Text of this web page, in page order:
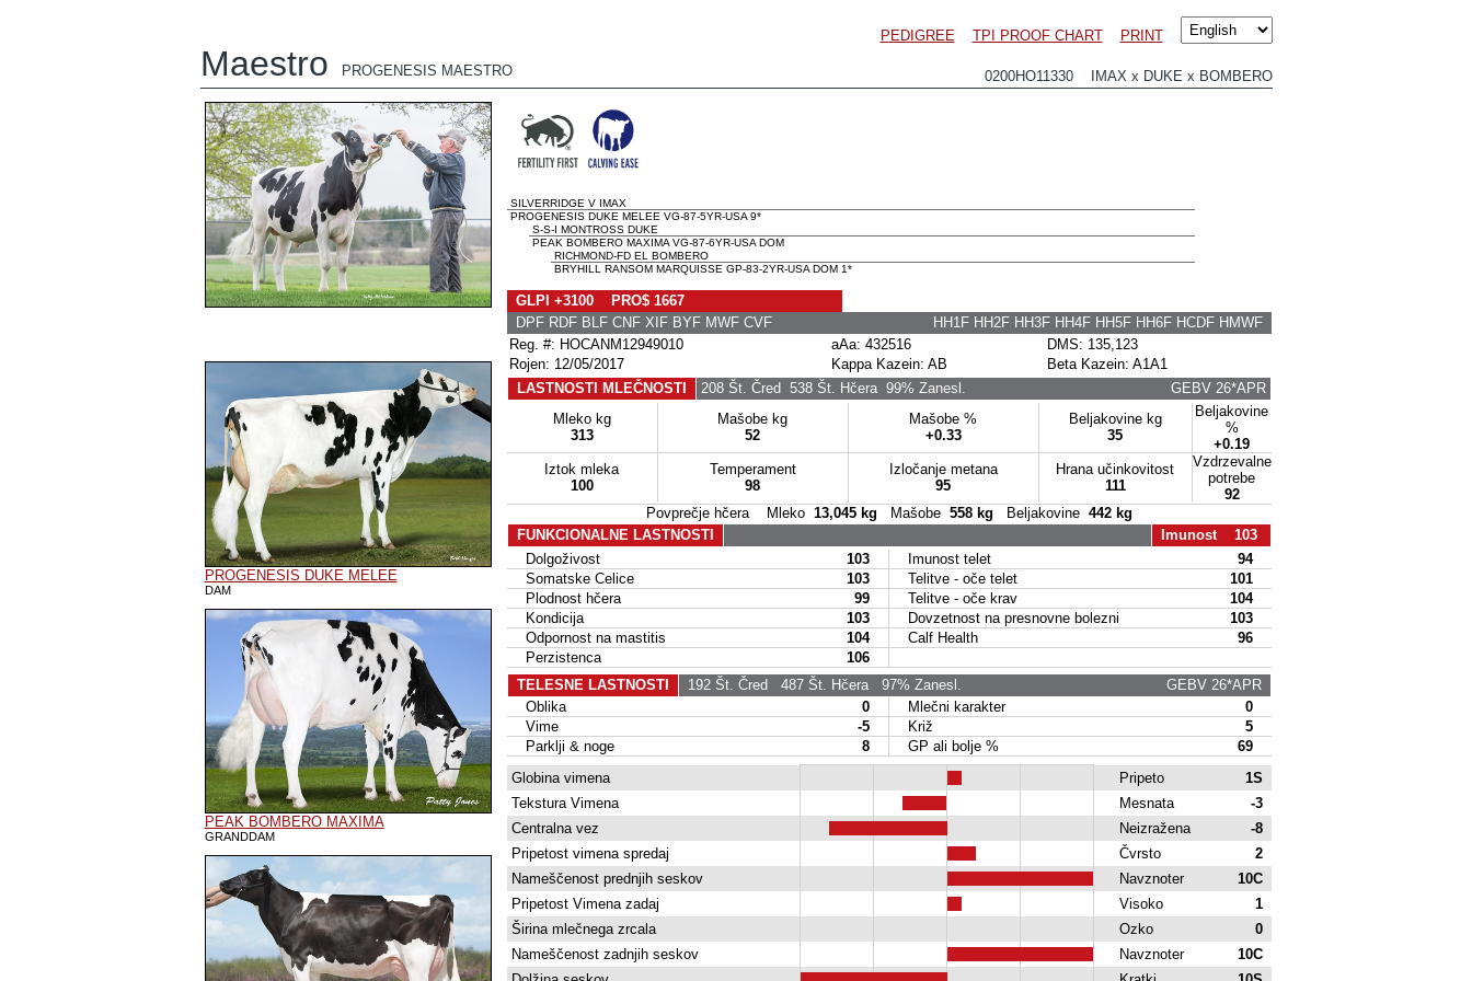
PEDIGREE TPI PROOF CHART PRINT
Maestro PROGENESIS MAESTRO 0200HO11330 IMAX x DUKE x BOMBERO
PROGENESIS DUKE MELEE
DAM
PEAK BOMBERO MAXIMA
GRANDDAM
SILVERRIDGE V IMAX
PROGENESIS DUKE MELEE VG-87-5YR-USA 9*
S-S-I MONTROSS DUKE
PEAK BOMBERO MAXIMA VG-87-6YR-USA DOM
RICHMOND-FD EL BOMBERO
BRYHILL RANSOM MARQUISSE GP-83-2YR-USA DOM 1*
GLPI +3100 PRO$ 1667
DPF RDF BLF CNF XIF BYF MWF CVF
HH1F HH2F HH3F HH4F HH5F HH6F HCDF HMWF
Reg. #: HOCANM12949010
aAa: 432516
DMS: 135,123
Rojen: 12/05/2017
Kappa Kazein: AB
Beta Kazein: A1A1
LASTNOSTI MLEČNOSTI
208 Št. Čred 538 Št. Hčera99% Zanesl.
GEBV 26*APR
Mleko kg
313
Mašobe kg
52
Mašobe %
+0.33
Beljakovine kg
35
Beljakovine
%
+0.19
Iztok mleka
100
Temperament
98
Izločanje metana
95
Hrana učinkovitost
111
Vzdrzevalne
potrebe
92
Povprečje hčera Mleko 13,045 kg Mašobe 558 kg Beljakovine 442 kg
FUNKCIONALNE LASTNOSTI
Imunost 103
Dolgoživost
103 Imunost telet
94
Somatske Celice
103 Telitve - oče telet
101
Plodnost hčera
99 Telitve - oče krav
104
Kondicija
103 Dovzetnost na presnovne bolezni
103
Odpornost na mastitis
104 Calf Health
96
Perzistenca
106
TELESNE LASTNOSTI
192 Št. Čred 487 Št. Hčera97% Zanesl.
GEBV 26*APR
Oblika
0 Mlečni karakter
0
Vime
-5 Križ
5
Parklji & noge
8 GP ali bolje %
69
Globina vimena
Pripeto
1S
Tekstura Vimena
Mesnata
-3
Centralna vez
Neizražena
-8
Pripetost vimena spredaj
Čvrsto
2
Nameščenost prednjih seskov
Navznoter
10C
Pripetost Vimena zadaj
Visoko
1
Širina mlečnega zrcala
Ozko
0
Nameščenost zadnjih seskov
Navznoter
10C